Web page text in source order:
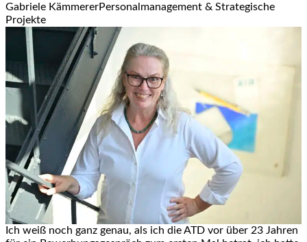
Gabriele KämmererPersonalmanagement & Strategische
Projekte
Ich weiß noch ganz genau, als ich die ATD vor über 23 Jahren